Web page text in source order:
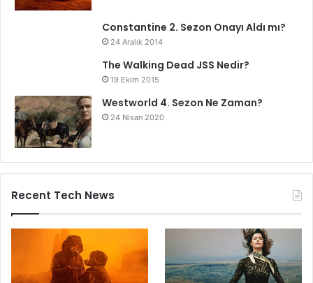
Constantine 2. Sezon Onayı Aldı mı?
24 Aralık 2014
The Walking Dead JSS Nedir?
19 Ekim 2015
Westworld 4. Sezon Ne Zaman?
24 Nisan 2020
Recent Tech News